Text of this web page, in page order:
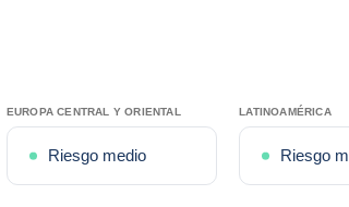
EUROPA CENTRAL Y ORIENTAL
Riesgo medio
LATINOAMÉRICA
Riesgo